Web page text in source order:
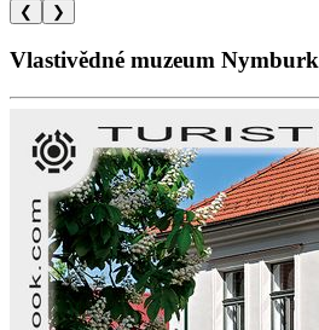
❮ ❯
Vlastivědné muzeum Nymburk